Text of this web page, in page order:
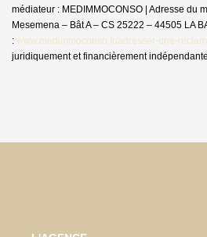
médiateur : MEDIMMOCONSO | Adresse du
Mesemena – Bât A – CS 25222 – 44505 LA
: www.medimmoconso.fr/adresser-une-
juridiquement et financièrement indépendante